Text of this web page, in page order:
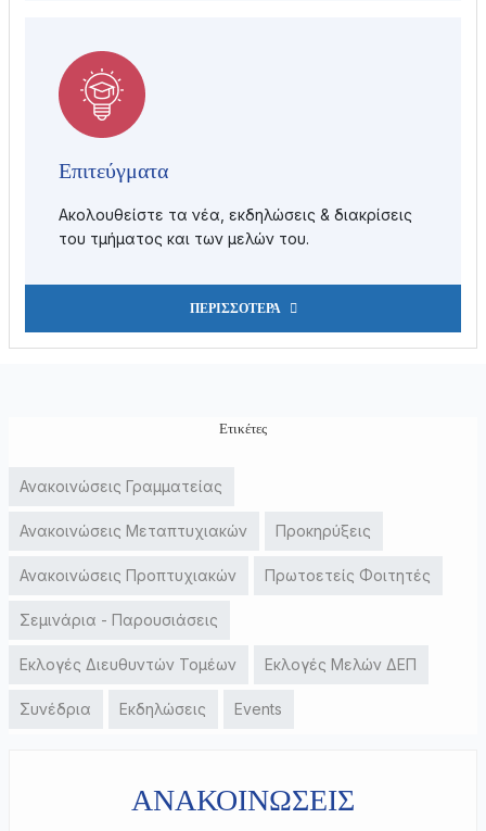
Επιτεύγματα
Ακολουθείστε τα νέα, εκδηλώσεις & διακρίσεις
του τμήματος και των μελών του.
ΠΕΡΙΣΣΌΤΕΡΑ
Ετικέτες
Ανακοινώσεις Γραμματείας
Ανακοινώσεις Μεταπτυχιακών Προκηρύξεις
Ανακοινώσεις Προπτυχιακών Πρωτοετείς Φοιτητές
Σεμινάρια - Παρουσιάσεις
Εκλογές Διευθυντών Τομέων Εκλογές Μελών ΔΕΠ
Συνέδρια Εκδηλώσεις Events
ΑΝΑΚΟΙΝΩΣΕΙΣ